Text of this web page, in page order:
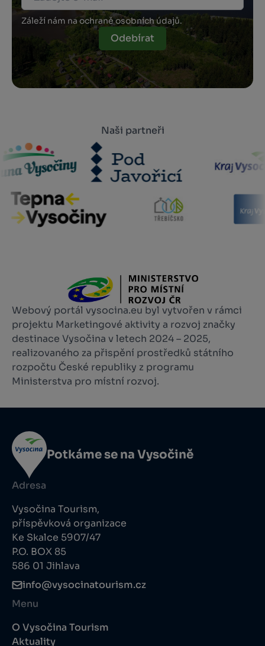
Záleží nám na ochraně osobních údajů.
Odebírat
Naši partneři
Webový portál vysocina.eu byl vytvořen v rámci
projektu Marketingové aktivity a rozvoj značky
destinace Vysočina v letech 2024 – 2025,
realizovaného za přispění prostředků státního
rozpočtu České republiky z programu
Ministerstva pro místní rozvoj.
Potkáme se na Vysočině
Adresa
Vysočina Tourism,
příspěvková organizace
Ke Skalce 5907/47
P.O. BOX 85
586 01 Jihlava
info@vysocinatourism.cz
Menu
O Vysočina Tourism
Aktuality